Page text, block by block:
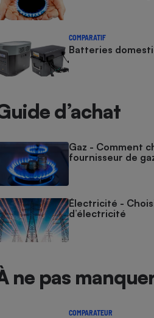
COMPARATIF
Batteries
d’achat
Gaz - Comment
fournisseur de
Électricité -
d’électricité
ne pas
COMPARATEUR